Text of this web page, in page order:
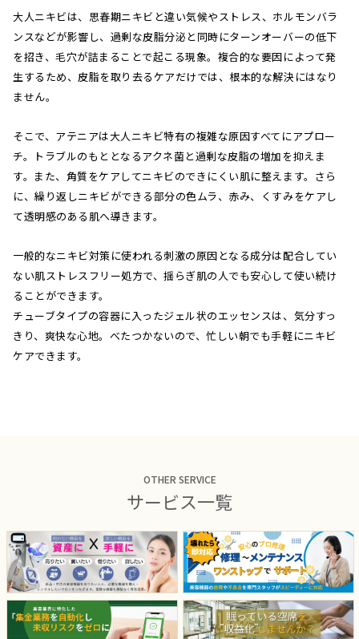
大人ニキビは、思春期ニキビと違い気候やストレス、ホルモンバラ
ンスなどが影響し、過剰な皮脂分泌と同時にターンオーバーの低下
を招き、毛穴が詰まることで起こる現象。複合的な要因によって発
生するため、皮脂を取り去るケアだけでは、根本的な解決にはなり
ません。
そこで、アテニアは大人ニキビ特有の複雑な原因すべてにアプロー
チ。トラブルのもととなるアクネ菌と過剰な皮脂の増加を抑えま
す。また、角質をケアしてニキビのできにくい肌に整えます。さら
に、繰り返しニキビができる部分の色ムラ、赤み、くすみをケアし
て透明感のある肌へ導きます。
一般的なニキビ対策に使われる刺激の原因となる成分は配合してい
ない肌ストレスフリー処方で、揺らぎ肌の人でも安心して使い続け
ることができます。
チューブタイプの容器に入ったジェル状のエッセンスは、気分すっ
きり、爽快な心地。べたつかないので、忙しい朝でも手軽にニキビ
ケアできます。
OTHER SERVICE
サービス一覧